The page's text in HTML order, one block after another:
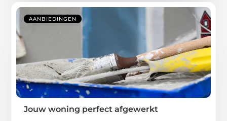
AANBIEDINGEN
Jouw woning perfect afgewerkt